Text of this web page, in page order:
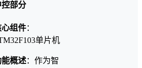
控部分
心组件：
单片机
能概述：作为智